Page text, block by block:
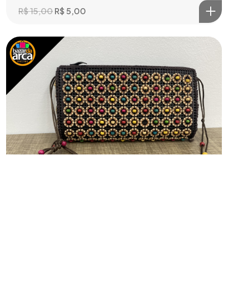
R$15,00R$5,00